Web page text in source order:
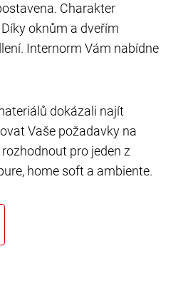
Charakter
oknům a dveřím
Internorm Vám nabídne
dokázali najít
Vaše požadavky na
pro jeden z
home soft a ambiente.